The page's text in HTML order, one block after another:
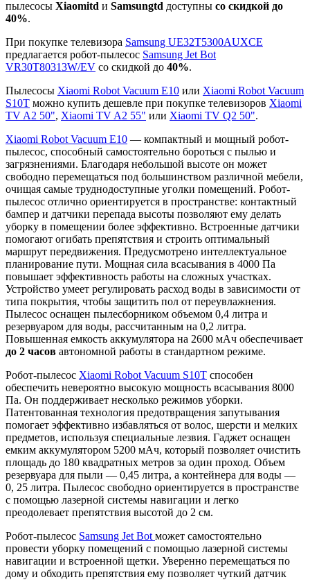
пылесосы Xiaomitd и Samsungtd доступны со скидкой до
40%.
При покупке телевизора Samsung UE32T5300AUXCE
предлагается робот-пылесос Samsung Jet Bot
VR30T80313W/EV со скидкой до 40%.
Пылесосы Xiaomi Robot Vacuum E10 или Xiaomi Robot Vacuum
S10T можно купить дешевле при покупке телевизоров Xiaomi
TV A2 50", Xiaomi TV A2 55" или Xiaomi TV Q2 50".
Xiaomi Robot Vacuum E10 — компактный и мощный робот-
пылесос, способный самостоятельно бороться с пылью и
загрязнениями. Благодаря небольшой высоте он может
свободно перемещаться под большинством различной мебели,
очищая самые труднодоступные уголки помещений. Робот-
пылесос отлично ориентируется в пространстве: контактный
бампер и датчики перепада высоты позволяют ему делать
уборку в помещении более эффективно. Встроенные датчики
помогают огибать препятствия и строить оптимальный
маршрут передвижения. Предусмотрено интеллектуальное
планирование пути. Мощная сила всасывания в 4000 Па
повышает эффективность работы на сложных участках.
Устройство умеет регулировать расход воды в зависимости от
типа покрытия, чтобы защитить пол от переувлажнения.
Пылесос оснащен пылесборником объемом 0,4 литра и
резервуаром для воды, рассчитанным на 0,2 литра.
Повышенная емкость аккумулятора на 2600 мАч обеспечивает
до 2 часов автономной работы в стандартном режиме.
Робот-пылесос Xiaomi Robot Vacuum S10T способен
обеспечить невероятно высокую мощность всасывания 8000
Па. Он поддерживает несколько режимов уборки.
Патентованная технология предотвращения запутывания
помогает эффективно избавляться от волос, шерсти и мелких
предметов, используя специальные лезвия. Гаджет оснащен
емким аккумулятором 5200 мАч, который позволяет очистить
площадь до 180 квадратных метров за один проход. Объем
резервуара для пыли — 0,45 литра, а контейнера для воды —
0, 25 литра. Пылесос свободно ориентируется в пространстве
с помощью лазерной системы навигации и легко
преодолевает препятствия высотой до 2 см.
Робот-пылесос Samsung Jet Bot может самостоятельно
провести уборку помещений с помощью лазерной системы
навигации и встроенной щетки. Уверенно перемещаться по
дому и обходить препятствия ему позволяет чуткий датчик